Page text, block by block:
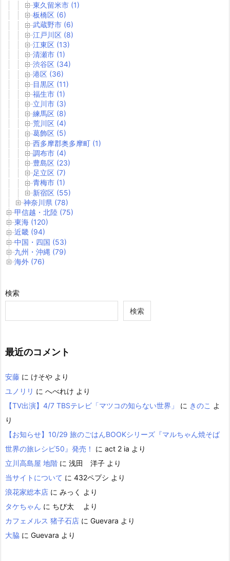
東久留米市 (1)
板橋区 (6)
武蔵野市 (6)
江戸川区 (8)
江東区 (13)
清瀬市 (1)
渋谷区 (34)
港区 (36)
目黒区 (11)
福生市 (1)
立川市 (3)
練馬区 (8)
荒川区 (4)
葛飾区 (5)
西多摩郡奥多摩町 (1)
調布市 (4)
豊島区 (23)
足立区 (7)
青梅市 (1)
新宿区 (55)
神奈川県 (78)
甲信越・北陸 (75)
東海 (120)
近畿 (94)
中国・四国 (53)
九州・沖縄 (79)
海外 (76)
検索
検索
最近のコメント
安藤 に けそや より
ユノリリ に へべれけ より
【TV出演】4/7 TBSテレビ「マツコの知らない世界」
に きのこ よ
り
【お知らせ】10/29 旅のごはんBOOKシリーズ『マルちゃん焼そば
世界の旅レシピ50』発売！
に act 2 ia より
立川高島屋 地階 に 浅田 洋子 より
当サイトについて に 432ペプシ より
浪花家総本店 に みっく
より
タケちゃん に ちび太
より
カフェメルス 猪子石店 に Guevara より
大脇 に Guevara より